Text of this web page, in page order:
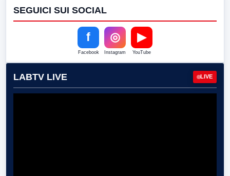
SEGUICI SUI SOCIAL
f
Facebook
◎
Instagram
▶
YouTube
LABTV LIVE LIVE